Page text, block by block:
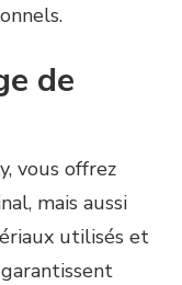
de
vous offrez
mais aussi
utilisés et